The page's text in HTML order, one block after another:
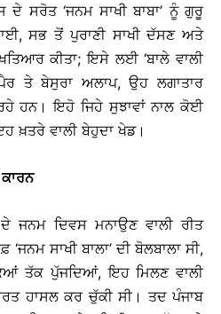
ਸਰੋਤ ‘ਜਨਮ ਸਾਖੀ ਬਾਬਾ’ ਨੂੰ ਗੁਰੂ
ਸਭ ਤੋਂ ਪੁਰਾਣੀ ਸਾਖੀ ਦੱਸਣ ਅਤੇ
ਕੀਤਾ; ਇਸੇ ਲਈ ‘ਬਾਲੇ ਵਾਲੀ
ਪੈਰ ਤੇ ਬੇਸੁਰਾ ਅਲਾਪ, ਉਹ ਲਗਾਤਾਰ
ਹਨ। ਇਹੋ ਜਿਹੇ ਸੁਝਾਵਾਂ ਨਾਲ ਕੋਈ
ਖ਼ਤਰੇ ਵਾਲੀ ਬੇਹੁਦਾ ਖੇਡ।
ਜਨਮ ਦਿਵਸ ਮਨਾਉਣ ਵਾਲੀ ਰੀਤ
ਸਾਖੀ ਬਾਲਾ’ ਦੀ ਬੋਲਬਾਲਾ ਸੀ,
ਤੱਕ ਪੁੱਜਦਿਆਂ, ਇਹ ਮਿਲਣ ਵਾਲੀ
ਹਾਸਲ ਕਰ ਚੁੱਕੀ ਸੀ। ਤਦ ਪੰਜਾਬ